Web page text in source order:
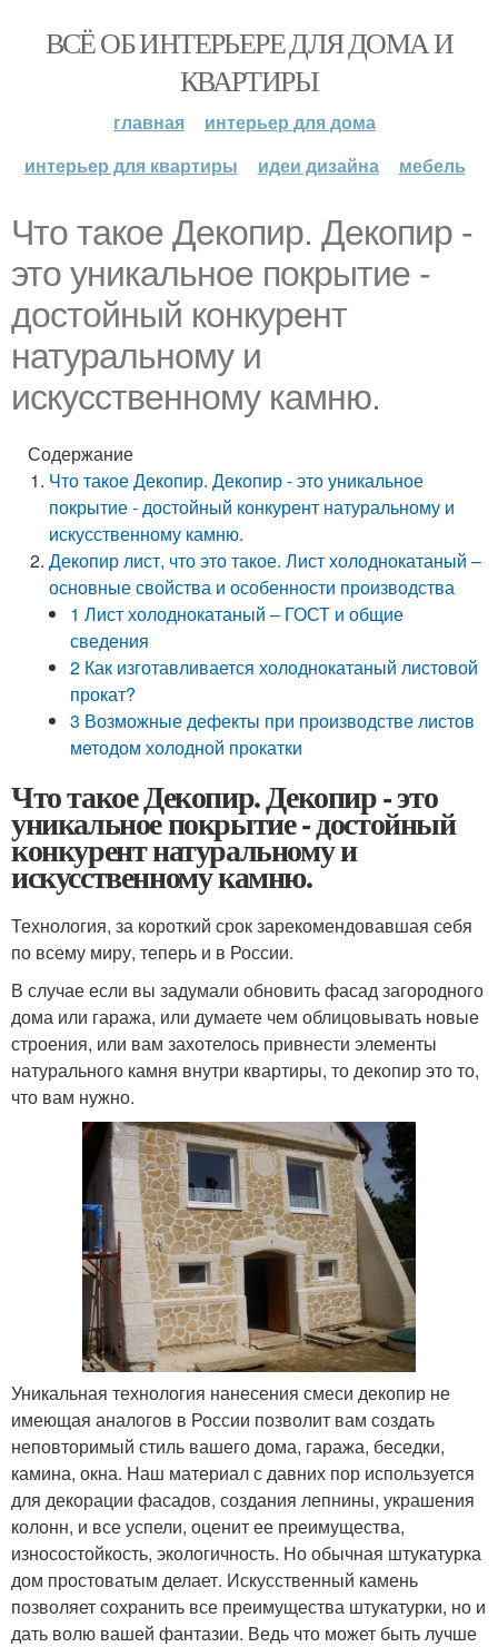
ВСЁ ОБ ИНТЕРЬЕРЕ ДЛЯ ДОМА И
КВАРТИРЫ
главная
интерьер для дома
интерьер для квартиры
идеи дизайна мебель
Что такое Декопир. Декопир -
это уникальное покрытие -
достойный конкурент
натуральному и
искусственному камню.
Содержание
Что такое Декопир. Декопир - это уникальное
покрытие - достойный конкурент натуральному и
искусственному камню.
Декопир лист, что это такое. Лист холоднокатаный –
основные свойства и особенности производства
1 Лист холоднокатаный – ГОСТ и общие
сведения
2 Как изготавливается холоднокатаный листовой
прокат?
3 Возможные дефекты при производстве листов
методом холодной прокатки
Что такое Декопир. Декопир - это
уникальное покрытие - достойный
конкурент натуральному и
искусственному камню.
Технология, за короткий срок зарекомендовавшая себя
по всему миру, теперь и в России.
В случае если вы задумали обновить фасад загородного
дома или гаража, или думаете чем облицовывать новые
строения, или вам захотелось привнести элементы
натурального камня внутри квартиры, то декопир это то,
что вам нужно.
Уникальная технология нанесения смеси декопир не
имеющая аналогов в России позволит вам создать
неповторимый стиль вашего дома, гаража, беседки,
камина, окна. Наш материал с давних пор используется
для декорации фасадов, создания лепнины, украшения
колонн, и все успели, оценит ее преимущества,
износостойкость, экологичность. Но обычная штукатурка
дом простоватым делает. Искусственный камень
позволяет сохранить все преимущества штукатурки, но и
дать волю вашей фантазии. Ведь что может быть лучше